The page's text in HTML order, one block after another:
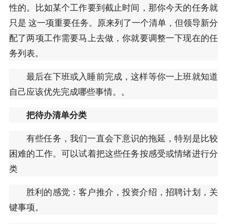
性的。比如某个工作要到截止时间，那你今天的任务就
只是 这一项重要任务。原来列了一个清单，但领导新分
配了两项工作需要马上去做，你就要调整一下现在的任
务列表。
最后在下班或入睡前完成，这样等你一上班就知道
自己应该优先完成哪些事情。。
把待办清单分类
有些任务，我们一直会下意识的拖延，特别是比较
困难的工作。可以试着把这些任务按感受或情绪进行分
类
胜利的感觉：客户推介，投资介绍，招聘计划，关
键事项。